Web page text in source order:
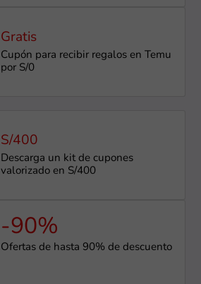
Gratis
Cupón para recibir regalos en Temu
por S/0
S/400
Descarga un kit de cupones
valorizado en S/400
-90%
Ofertas de hasta 90% de descuento